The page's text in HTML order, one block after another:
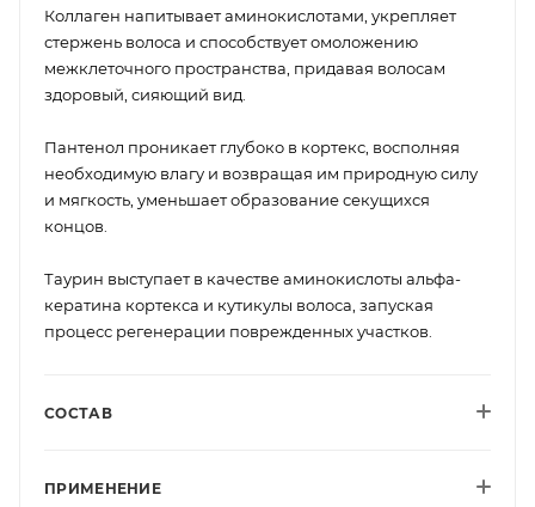
Коллаген напитывает аминокислотами, укрепляет
стержень волоса и способствует омоложению
межклеточного пространства, придавая волосам
здоровый, сияющий вид.
Пантенол проникает глубоко в кортекс, восполняя
необходимую влагу и возвращая им природную силу
и мягкость, уменьшает образование секущихся
концов.
Таурин выступает в качестве аминокислоты альфа-
кератина кортекса и кутикулы волоса, запуская
процесс регенерации поврежденных участков.
СОСТАВ
ПРИМЕНЕНИЕ